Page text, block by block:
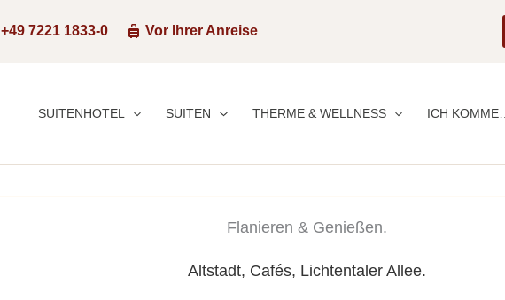
+49 7221 1833-0 Vor Ihrer Anreise
SUITENHOTEL SUITEN THERME & WELLNESS ICH
Flanieren & Genießen.
Altstadt, Cafés, Lichtentaler Allee.